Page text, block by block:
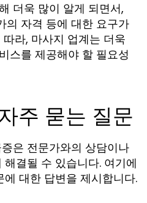
더욱 많이 알게 되면서,
의 자격 등에 대한 요구가
라, 마사지 업계는 더욱
스를 제공해야 할 필요성
주 묻는 질문
은 전문가와의 상담이나
결될 수 있습니다. 여기에
대한 답변을 제시합니다.